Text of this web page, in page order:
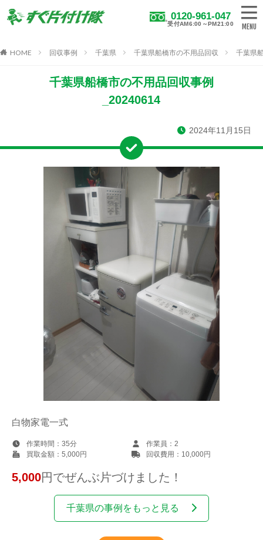
0120-961-047
受付AM6:00～PM21:00
HOME 回収事例 千葉県 千葉県船橋市の不用品回収 千葉県
千葉県船橋市の不用品回収事例
_20240614
2024年11月15日
白物家電一式
作業時間： 35分 作業員： 2
買取金額： 5,000円 回収費用： 10,000円
5,000円でぜんぶ片づけました！
千葉県の事例をもっと見る